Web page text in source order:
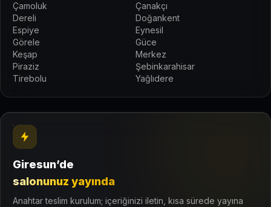
Çamoluk
Çanakçı
Dereli
Doğankent
Espiye
Eynesil
Görele
Güce
Keşap
Merkez
Piraziz
Şebinkarahisar
Tirebolu
Yağlıdere
Giresun’de
salonunuz yayında
Anahtar teslim kurulum; içeriğinizi iletin, kısa sürede yayına